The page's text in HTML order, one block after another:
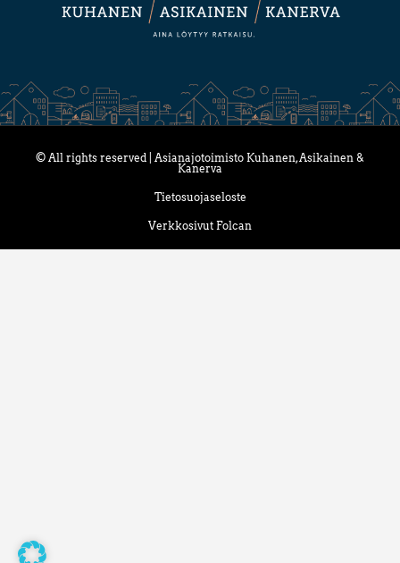
© All rights reserved | Asianajotoimisto Kuhanen, Asikainen &
Kanerva
Tietosuojaseloste
Verkkosivut Folcan